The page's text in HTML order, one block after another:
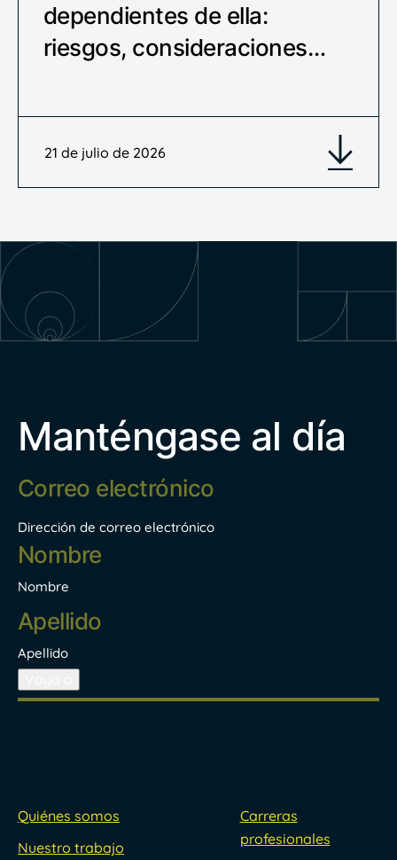
dependientes de ella:
riesgos, consideraciones…
21 de julio de 2026
Manténgase al día
Dirección
de
electrónico
Dirección de correo electrónico
Nombre
Nombre
Apellido
Quiénes somos
Nuestro trabajo
Carreras
profesionales